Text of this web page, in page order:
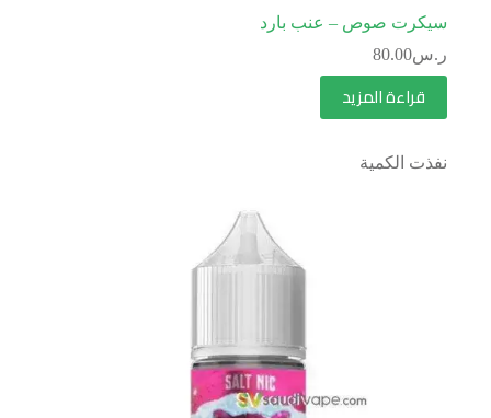
سيكرت صوص – عنب بارد
ر.س80.00
قراءة المزيد
نفذت الكمية